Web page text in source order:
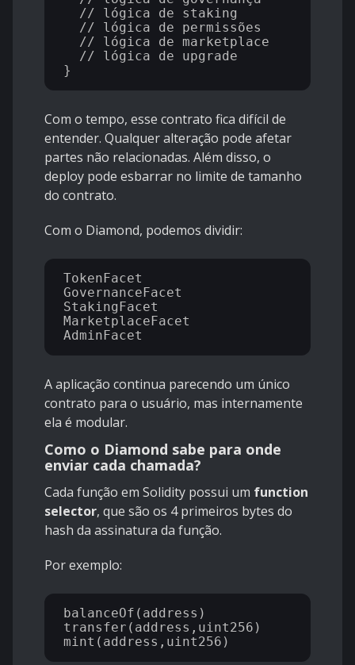
Com o tempo, esse contrato fica difícil de
entender. Qualquer alteração pode afetar
partes não relacionadas. Além disso, o
deploy pode esbarrar no limite de tamanho
do contrato.
Com o Diamond, podemos dividir:
TokenFacet
GovernanceFacet
StakingFacet
MarketplaceFacet
A aplicação continua parecendo um único
contrato para o usuário, mas internamente
ela é modular.
Como o Diamond sabe para onde
enviar cada chamada?
Cada função em Solidity possui um function
selector, que são os 4 primeiros bytes do
hash da assinatura da função.
Por exemplo:
balanceOf(address)
transfer(address,uint256)